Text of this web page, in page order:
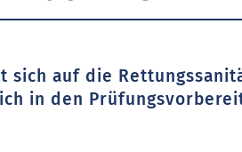
sich auf die
in den